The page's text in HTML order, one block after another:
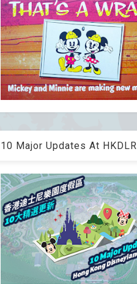
10 Major Updates At HKDLR